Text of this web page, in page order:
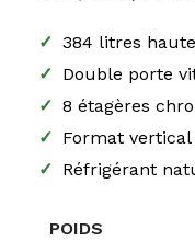
✓ 384 litres
✓ Double porte
✓ 8 étagères
✓ Format
✓ Réfrigérant
POIDS